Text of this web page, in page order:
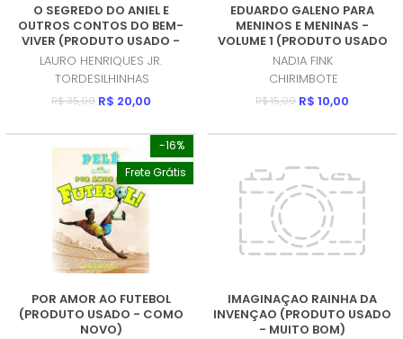
O SEGREDO DO ANIEL E
OUTROS CONTOS DO BEM-
VIVER (PRODUTO USADO -
MUITO BOM)
LAURO HENRIQUES JR.
TORDESILHINHAS
R$ 35,00 R$ 20,00
EDUARDO GALENO PARA
MENINOS E MENINAS -
VOLUME 1 (PRODUTO USADO
- MUITO BOM)
NADIA FINK
CHIRIMBOTE
R$ 15,00 R$ 10,00
-16%
Frete Grátis
POR AMOR AO FUTEBOL
(PRODUTO USADO - COMO
NOVO)
IMAGINAÇAO RAINHA DA
INVENÇAO (PRODUTO USADO
- MUITO BOM)